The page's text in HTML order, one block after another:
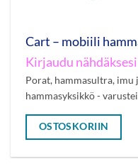
Cart – mobiili
Kirjaudu
Porat, hammasultra,
hammasyksikkö -
OSTOSKORIIN